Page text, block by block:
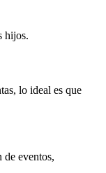
hijos.
lo ideal es que
de eventos,